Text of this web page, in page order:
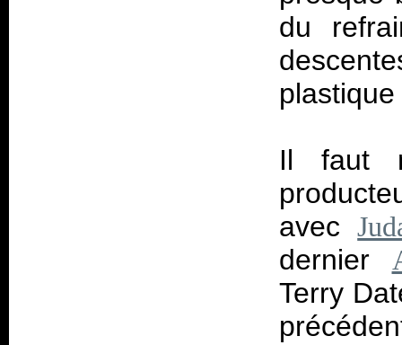
du
Il faut
avec
dernier
Terry